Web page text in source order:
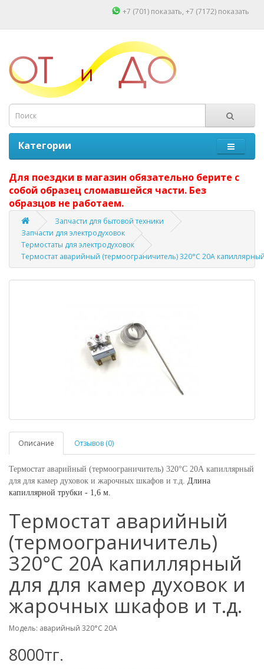
+7 (701) показать, +7 (7172) показать
Категории
Для поездки в магазин обязательно берите с
собой образец сломавшейся части. Без
образцов не работаем.
Запчасти для бытовой техники
Запчасти для электродуховок
Термостаты для электродуховок
Термостат аварийный (термоограничитель) 320°C 20А
Описание Отзывов (0)
Термостат аварийный (термоограничитель) 320°C 20А капиллярный
для для камер духовок и жарочных шкафов и т.д. Длина
капиллярной трубки - 1,6 м.
Термостат аварийный
(термоограничитель)
320°C 20А капиллярный
для для камер духовок и
жарочных шкафов и т.д.
Модель: аварийный 320°C 20А
8000тг.